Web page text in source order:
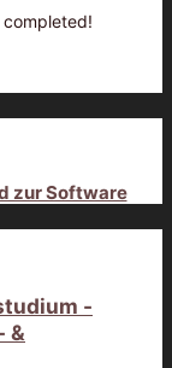
zur Software
-
&